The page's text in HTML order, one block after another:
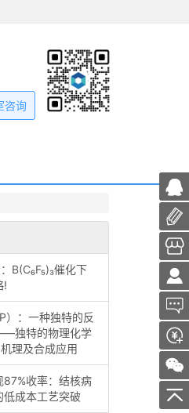
咨询
B(C₆F₅)₃催化下
!
）：一种独特的反
独特的物理化学
理及合成应用
87%收率：结核病
低成本工艺突破